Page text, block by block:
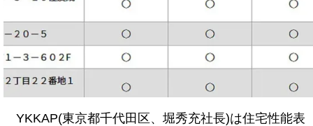
YKKAP(東京都千代田区、堀秀充社長)は住宅性能表